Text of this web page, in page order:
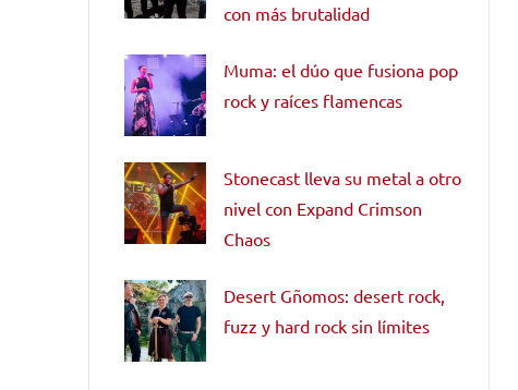
con más brutalidad
Muma: el dúo que fusiona pop
rock y raíces flamencas
Stonecast lleva su metal a otro
nivel con Expand Crimson
Chaos
Desert Gñomos: desert rock,
fuzz y hard rock sin límites